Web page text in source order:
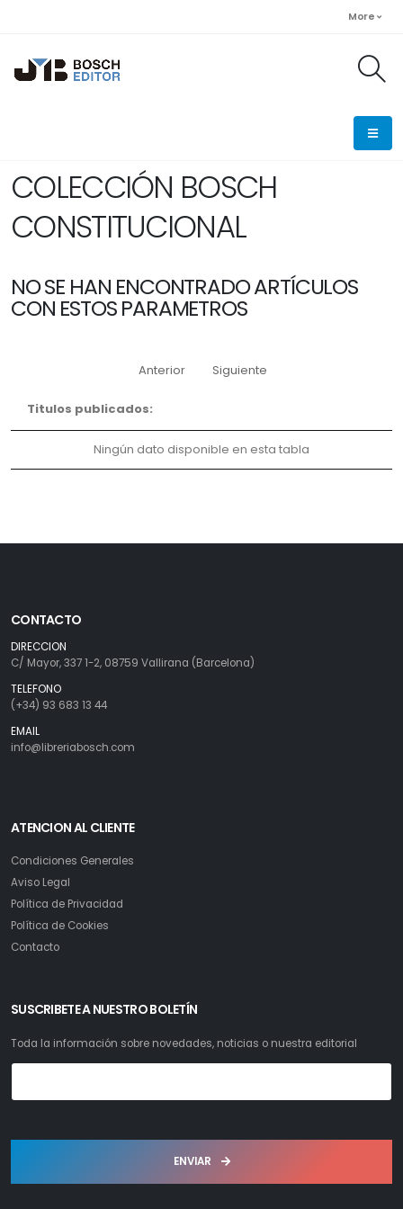
More
COLECCIÓN BOSCH
CONSTITUCIONAL
NO SE HAN ENCONTRADO ARTÍCULOS
CON ESTOS PARAMETROS
Anterior Siguiente
Titulos publicados:
Ningún dato disponible en esta tabla
CONTACTO
DIRECCION
C/ Mayor, 337 1-2, 08759 Vallirana (Barcelona)
TELEFONO
(+34) 93 683 13 44
EMAIL
info@libreriabosch.com
ATENCION AL CLIENTE
Condiciones Generales
Aviso Legal
Política de Privacidad
Política de Cookies
Contacto
SUSCRIBETE A NUESTRO BOLETÍN
Toda la información sobre novedades, noticias o nuestra editorial
ENVIAR